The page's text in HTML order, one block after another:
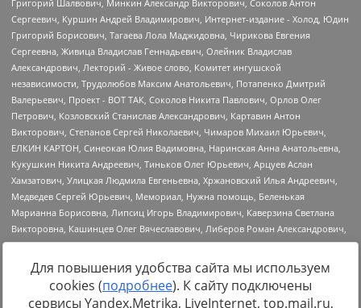
https://minjust.gov.ru/uploaded/files/reestr-
Для повышения удобства сайта мы используем
cookies (подробнее). К сайту подключены
сервисы Yandex.Metrika, LiveInternet, top.mail.ru,